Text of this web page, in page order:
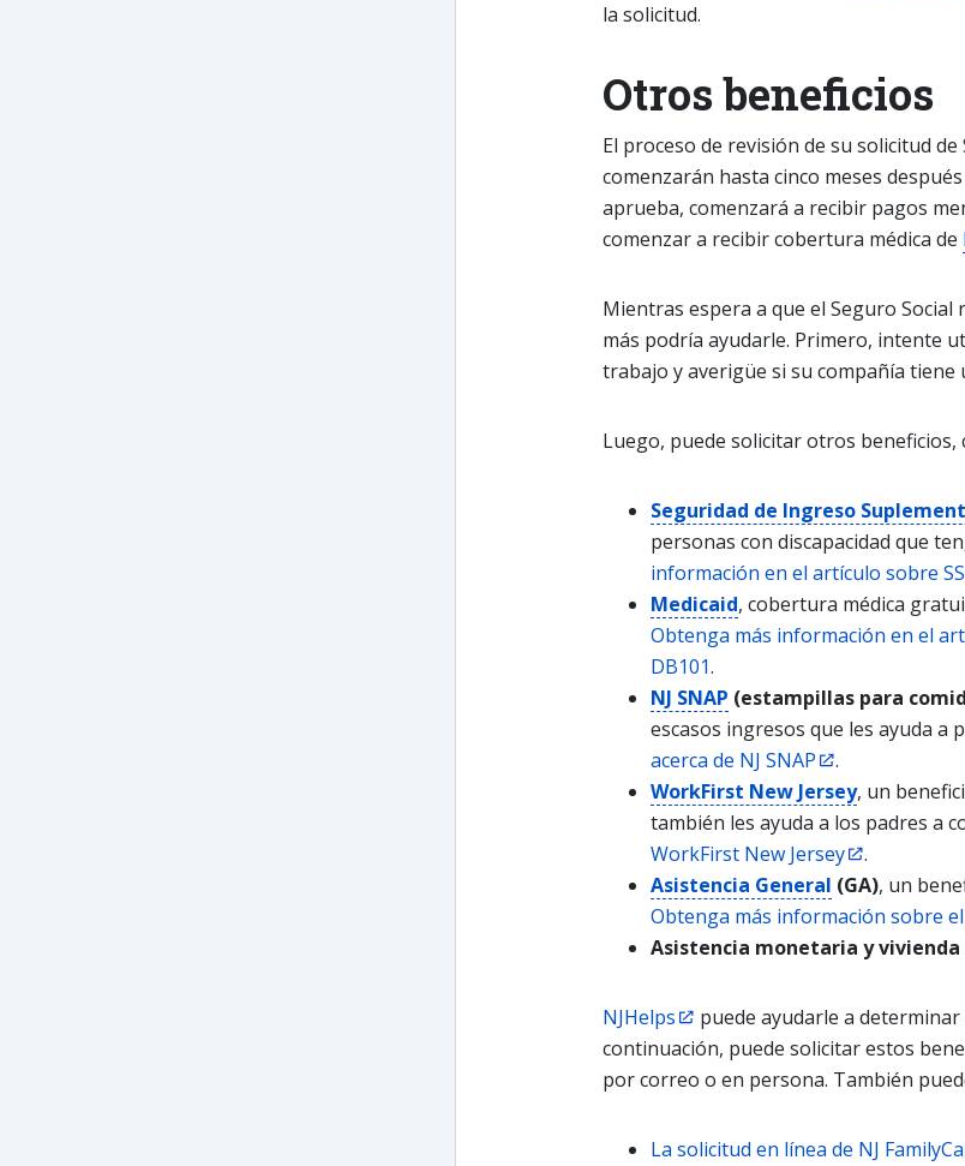
la solicitud.
Otros beneficios
El proceso de revisión de su solicitud
comenzarán hasta cinco meses
aprueba, comenzará a recibir pagos
comenzar a recibir cobertura médica de
Mientras espera a que el Seguro Social
más podría ayudarle. Primero, intente
trabajo y averigüe si su compañía tiene
Luego, puede solicitar otros beneficios,
Seguridad de Ingreso
personas con discapacidad que
información en el artículo sobre
Medicaid, cobertura médica
Obtenga más información en el
DB101.
NJ SNAP (estampillas para
escasos ingresos que les ayuda a
acerca de NJ SNAP
.
WorkFirst New Jersey, un
también les ayuda a los padres a
WorkFirst New Jersey
.
Asistencia General (GA), un
Obtenga más información sobre
Asistencia monetaria y
NJHelps
puede ayudarle a
continuación, puede solicitar estos
por correo o en persona. También
La solicitud en línea de NJ